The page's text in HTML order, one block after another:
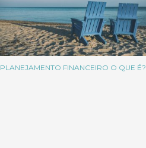
PLANEJAMENTO FINANCEIRO O QUE É?